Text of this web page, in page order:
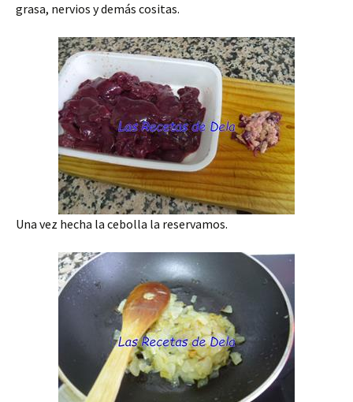
grasa, nervios y demás cositas.
Una vez hecha la cebolla la reservamos.